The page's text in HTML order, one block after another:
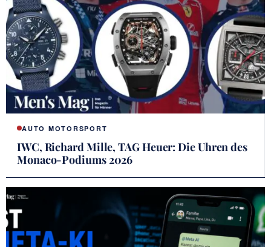
AUTO MOTORSPORT
IWC, Richard Mille, TAG Heuer: Die Uhren des
Monaco-Podiums 2026